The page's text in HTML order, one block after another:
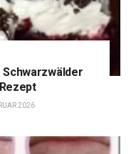
Schwarzwälder
2026